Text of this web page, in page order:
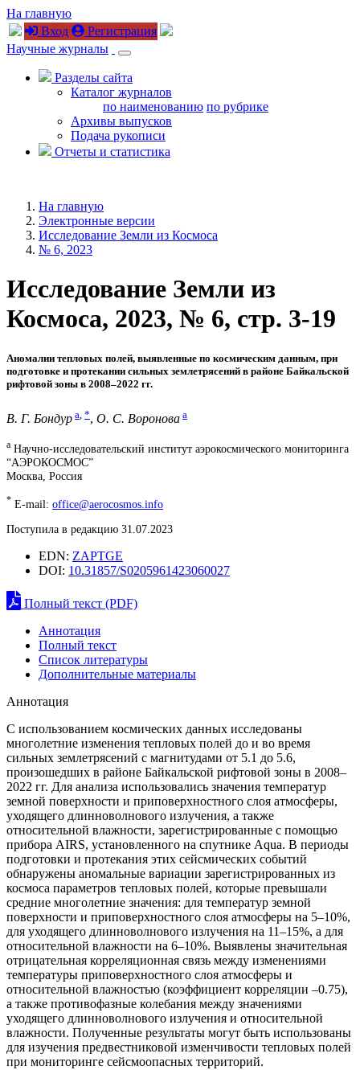
На главную
Вход
Регистрация
Научные журналы
Разделы сайта
Каталог журналов
по наименованию по рубрике
Архивы выпусков
Подача рукописи
Отчеты и статистика
На главную
Электронные версии
Исследование Земли из Космоса
№ 6, 2023
Исследование Земли из
Космоса, 2023, № 6, стр. 3-19
Аномалии тепловых полей, выявленные по космическим данным, при
подготовке и протекании сильных землетрясений в районе Байкальской
рифтовой зоны в 2008–2022 гг.
В. Г. Бондур a *, О. С. Воронова a
a Научно-исследовательский институт аэрокосмического мониторинга
“АЭРОКОСМОС”
Москва, Россия
* E-mail: office@aerocosmos.info
Поступила в редакцию 31.07.2023
EDN: ZAPTGE
DOI: 10.31857/S0205961423060027
Полный текст (PDF)
Аннотация
Полный текст
Список литературы
Дополнительные материалы
Аннотация
С использованием космических данных исследованы
многолетние изменения тепловых полей до и во время
сильных землетрясений с магнитудами от 5.1 до 5.6,
произошедших в районе Байкальской рифтовой зоны в 2008–
2022 гг. Для анализа использовались значения температур
земной поверхности и приповерхностного слоя атмосферы,
уходящего длинноволнового излучения, а также
относительной влажности, зарегистрированные с помощью
прибора AIRS, установленного на спутнике Aqua. В периоды
подготовки и протекания этих сейсмических событий
обнаружены аномальные вариации зарегистрированных из
космоса параметров тепловых полей, которые превышали
средние многолетние значения: для температур земной
поверхности и приповерхностного слоя атмосферы на 5–10%,
для уходящего длинноволнового излучения на 11–15%, а для
относительной влажности на 6–10%. Выявлены значительная
отрицательная корреляционная связь между изменениями
температуры приповерхностного слоя атмосферы и
относительной влажностью (коэффициент корреляции –0.75),
а также противофазные колебания между значениями
уходящего длинноволнового излучения и относительной
влажности. Полученные результаты могут быть использованы
для изучения предвестниковой изменчивости тепловых полей
при мониторинге сейсмоопасных территорий.